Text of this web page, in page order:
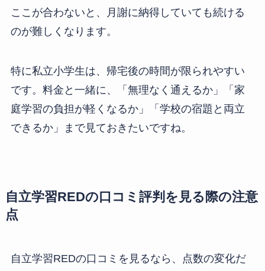
ここが合わないと、月謝に納得していても続ける
のが難しくなります。
特に私立小学生は、帰宅後の時間が限られやすい
です。料金と一緒に、「無理なく通えるか」「家
庭学習の負担が軽くなるか」「学校の宿題と両立
できるか」まで見ておきたいですね。
自立学習REDの口コミ評判を見る際の注意
点
自立学習REDの口コミを見るなら、点数の変化だ